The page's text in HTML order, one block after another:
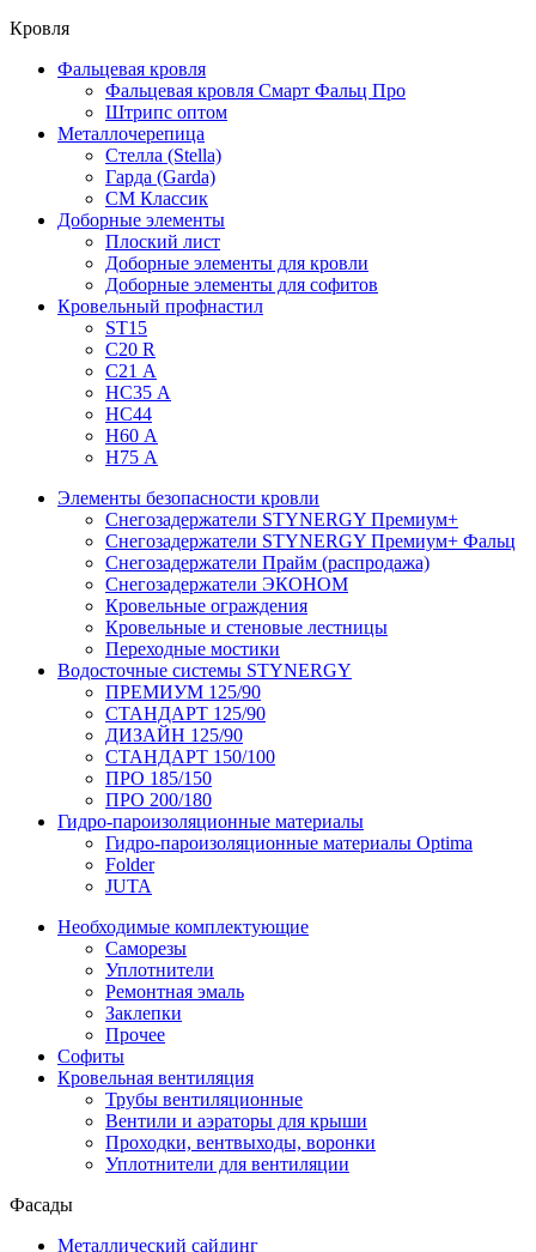
Кровля
Фальцевая кровля
Фальцевая кровля Смарт Фальц Про
Штрипс оптом
Металлочерепица
Стелла (Stella)
Гарда (Garda)
СМ Классик
Доборные элементы
Плоский лист
Доборные элементы для кровли
Доборные элементы для софитов
Кровельный профнастил
ST15
С20 R
C21 А
НС35 А
НС44
Н60 А
Н75 А
Элементы безопасности кровли
Снегозадержатели STYNERGY Премиум+
Снегозадержатели STYNERGY Премиум+ Фальц
Снегозадержатели Прайм (распродажа)
Снегозадержатели ЭКОНОМ
Кровельные ограждения
Кровельные и стеновые лестницы
Переходные мостики
Водосточные системы STYNERGY
ПРЕМИУМ 125/90
СТАНДАРТ 125/90
ДИЗАЙН 125/90
СТАНДАРТ 150/100
ПРО 185/150
ПРО 200/180
Гидро-пароизоляционные материалы
Гидро-пароизоляционные материалы Optima
Folder
JUTA
Необходимые комплектующие
Саморезы
Уплотнители
Ремонтная эмаль
Заклепки
Прочее
Софиты
Кровельная вентиляция
Трубы вентиляционные
Вентили и аэраторы для крыши
Проходки, вентвыходы, воронки
Уплотнители для вентиляции
Фасады
Металлический сайдинг